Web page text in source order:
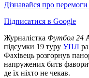
Дізнавайся про
Підписатися в Google
Журналістка Футбол 24
підсумки 19 туру УПЛ
Фахівець розгорнув
напружених битв
де їх ніхто не чекав.